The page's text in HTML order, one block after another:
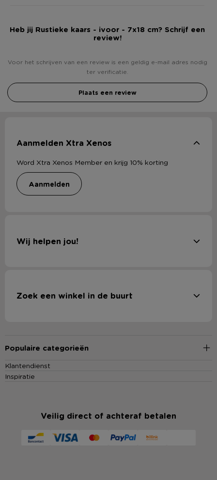
Heb jij Rustieke kaars - ivoor - 7x18 cm? Schrijf een
review!
Voor het schrijven van een review is een geldig e-mail adres nodig
ter verificatie.
Plaats een review
Aanmelden Xtra Xenos
Word Xtra Xenos Member en krijg 10% korting
aanmelden
Wij helpen jou!
Zoek een winkel in de buurt
Populaire categorieën
Klantendienst
Inspiratie
Veilig direct of achteraf betalen